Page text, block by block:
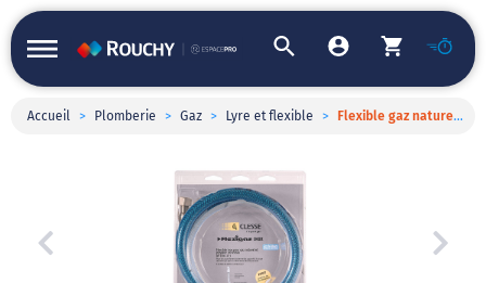
Accueil > Plomberie > Gaz > Lyre et flexible > Flexible gaz naturel inox sans date de péremption